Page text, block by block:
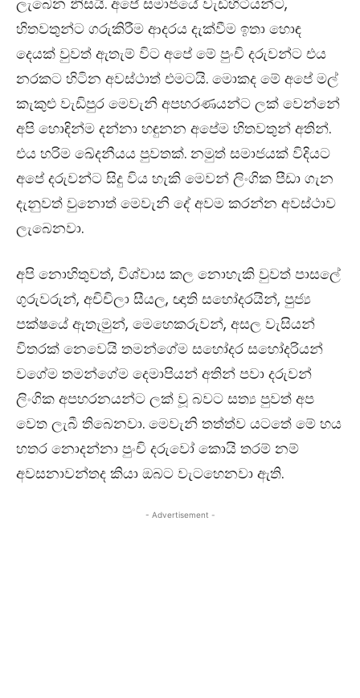
හිතවතුන්ට ගරුකිරීම ආදරය දැක්වීම ඉතා හොඳ
දෙයක් වුවත් ඇතැම් විට අපේ මේ පුංචි දරුවන්ට එය
නරකට හිටින අවස්ථාත් එමටයි. මොකද මේ අපේ මල්
කැකුළු වැඩිපුර මෙවැනි අපහරණයන්ට ලක් වෙන්නේ
අපි හොඳින්ම දන්නා හඳුනන අපේම හිතවතුන් අතින්.
එය හරිම ඛේදනීයය පුවතක්. නමුත් සමාජයක් විදියට
අපේ දරුවන්ට සිදු විය හැකි මෙවන් ලිංගික පීඩා ගැන
දැනුවත් වුනොත් මෙවැනි දේ අවම කරන්න අවස්ථාව
ලැබෙනවා.
අපි නොහිතුවත්, විශ්වාස කල නොහැකි වුවත් පාසලේ
ගුරුවරුන්, අචිචිලා සීයල, ඥාති සහෝදරයින්, පුජ්‍ය
පක්ෂයේ ඇතැමුන්, මෙහෙකරුවන්, අසල වැසියන්
විතරක් නෙවෙයි තමන්ගේම සහෝදර සහෝදරියන්
වගේම තමන්ගේම දෙමාපියන් අතින් පවා දරුවන්
ලිංගික අපහරනයන්ට ලක් වූ බවට සත්‍ය පුවත් අප
වෙත ලැබී තිබෙනවා. මෙවැනි තත්ත්ව යටතේ මේ හය
හතර නොදන්නා පුංචි දරුවෝ කොයි තරම් නම්
අවසනාවන්තද කියා ඔබට වැටහෙනවා ඇති.
- Advertisement -